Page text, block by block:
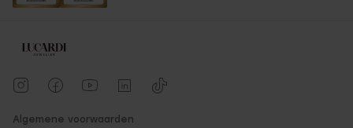
Algemene voorwaarden